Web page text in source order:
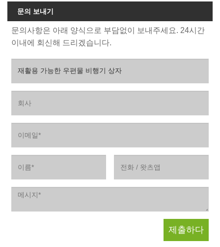
문의 보내기
문의사항은 아래 양식으로 부담없이 보내주세요. 24시간
이내에 회신해 드리겠습니다.